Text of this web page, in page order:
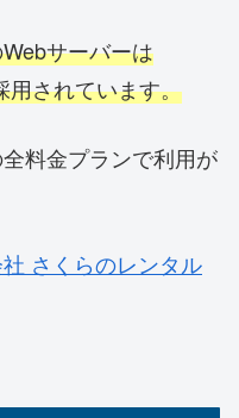
サーバーは
用されています。
料金プランで利用が
さくらのレンタル